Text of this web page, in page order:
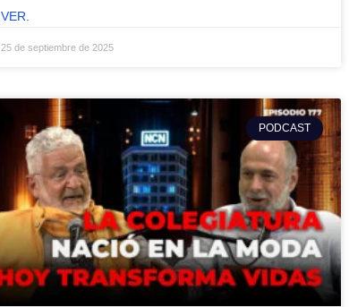
VER.
25 de septiembre de 2025
PODCAST